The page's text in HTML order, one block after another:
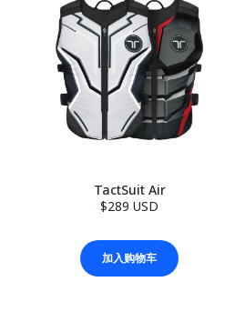
TactSuit Air
$289 USD
加入购物车